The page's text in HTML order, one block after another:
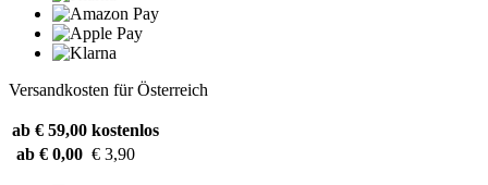
Versandkosten für Österreich
ab € 59,00 kostenlos
ab € 0,00 € 3,90